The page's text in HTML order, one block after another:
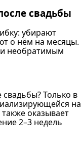
свадьбы
убирают
о нём на месяцы.
необратимым
свадьбы? Только в
на
оказывает
2–3 недель